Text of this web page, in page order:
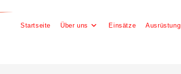
Startseite Über uns Einsätze Ausrüstung